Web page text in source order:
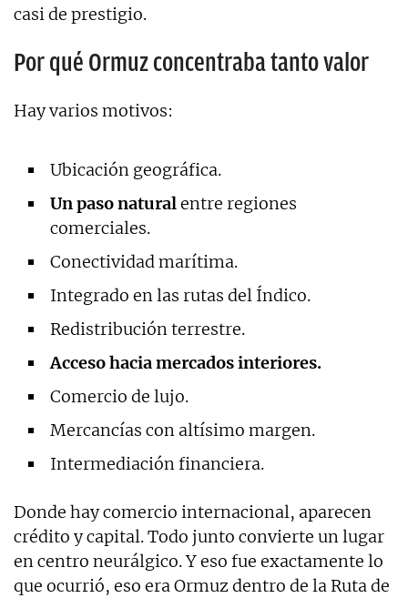
casi de prestigio.
Por qué Ormuz concentraba tanto valor
Hay varios motivos:
Ubicación geográfica.
Un paso naturalentre regiones
comerciales.
Conectividad marítima.
Integrado en las rutas del Índico.
Redistribución terrestre.
Acceso hacia mercados interiores.
Comercio de lujo.
Mercancías con altísimo margen.
Intermediación financiera.
Donde hay comercio internacional, aparecen
crédito y capital. Todo junto convierte un lugar
en centro neurálgico. Y eso fue exactamente lo
que ocurrió, eso era Ormuz dentro de la Ruta de